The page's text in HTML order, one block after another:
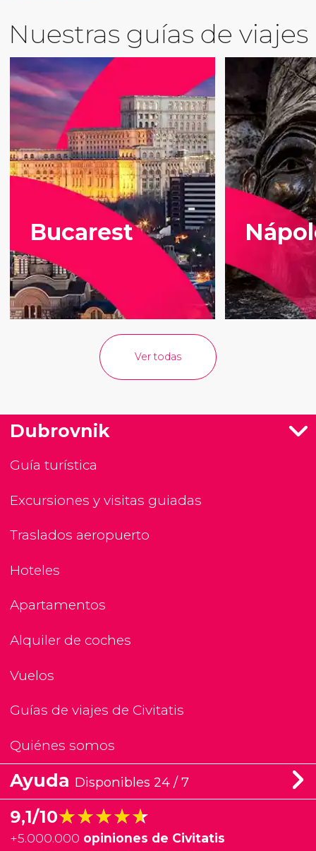
Nuestras guías de viajes
Bucarest
Ver todas
Dubrovnik
Guía turística
Excursiones y visitas guiadas
Traslados aeropuerto
Hoteles
Apartamentos
Alquiler de coches
Vuelos
Guías de viajes de Civitatis
Quiénes somos
Ayuda Disponibles 24 / 7
9,1/10★★★★★
★★★★★
+5.000.000 opiniones de Civitatis